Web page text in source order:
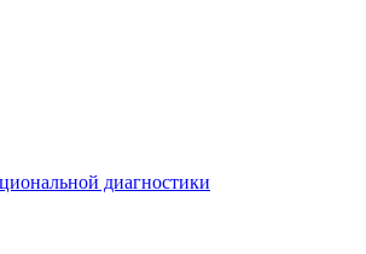
диагностики